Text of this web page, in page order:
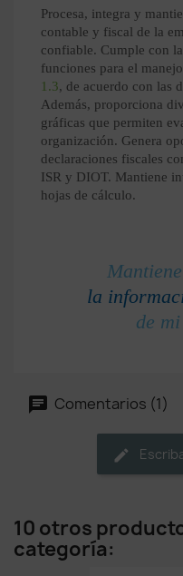
Procesa, integra y
contable y fiscal de la
confiable. Cumple con
funciones para el
1.3, de acuerdo con las
Además, proporciona
gráficas que permiten
organización. Genera
declaraciones fiscales
ISR y DIOT. Mantiene
hojas de cálculo.
la
de
Comentarios (1)
10 otros
categoría: